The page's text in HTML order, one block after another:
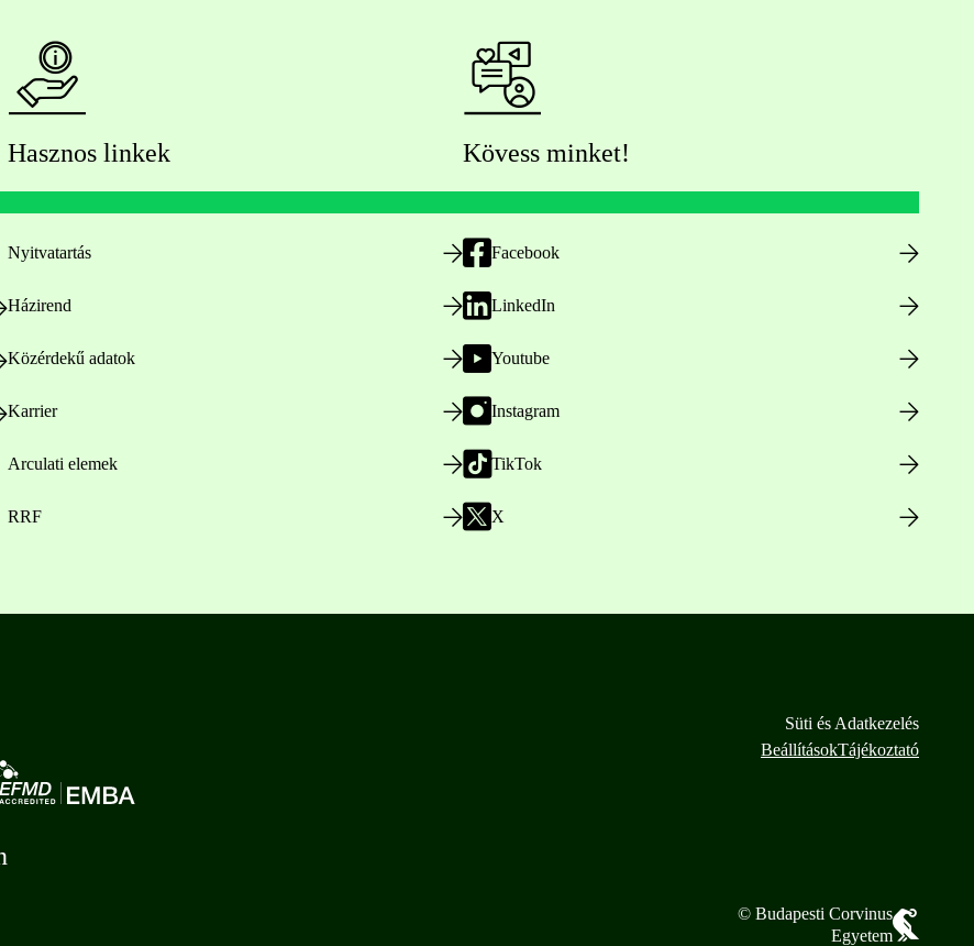
Hasznos linkek
Nyitvatartás
Házirend
Közérdekű adatok
Karrier
Arculati elemek
RRF
Kövess minket!
Facebook
LinkedIn
Youtube
Instagram
TikTok
X
Süti és Adatkezelés
BeállításokTájékoztató
© Budapesti Corvinus
Egyetem